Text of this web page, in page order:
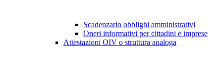
Scadenzario obblighi amministrativi
Oneri informativi per cittadini e imprese
Attestazioni OIV o struttura analoga